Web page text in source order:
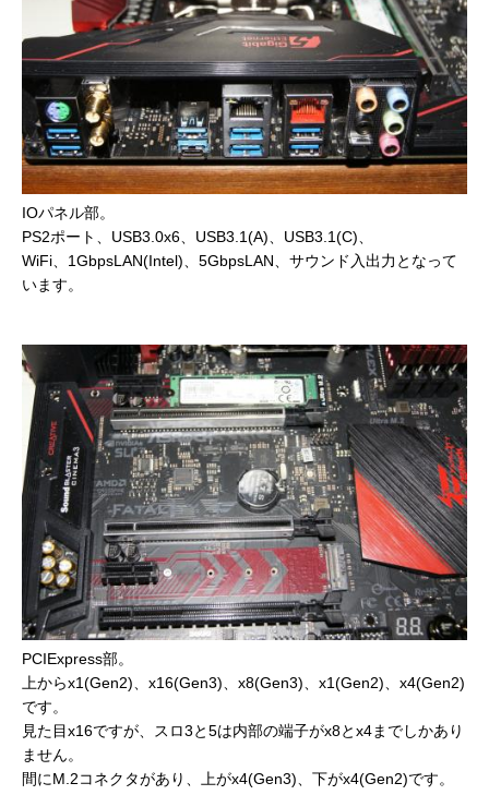
IOパネル部。
PS2ポート、USB3.0x6、USB3.1(A)、USB3.1(C)、
WiFi、1GbpsLAN(Intel)、5GbpsLAN、サウンド入出力となって
います。
PCIExpress部。
上からx1(Gen2)、x16(Gen3)、x8(Gen3)、x1(Gen2)、x4(Gen2)
です。
見た目x16ですが、スロ3と5は内部の端子がx8とx4までしかあり
ません。
間にM.2コネクタがあり、上がx4(Gen3)、下がx4(Gen2)です。